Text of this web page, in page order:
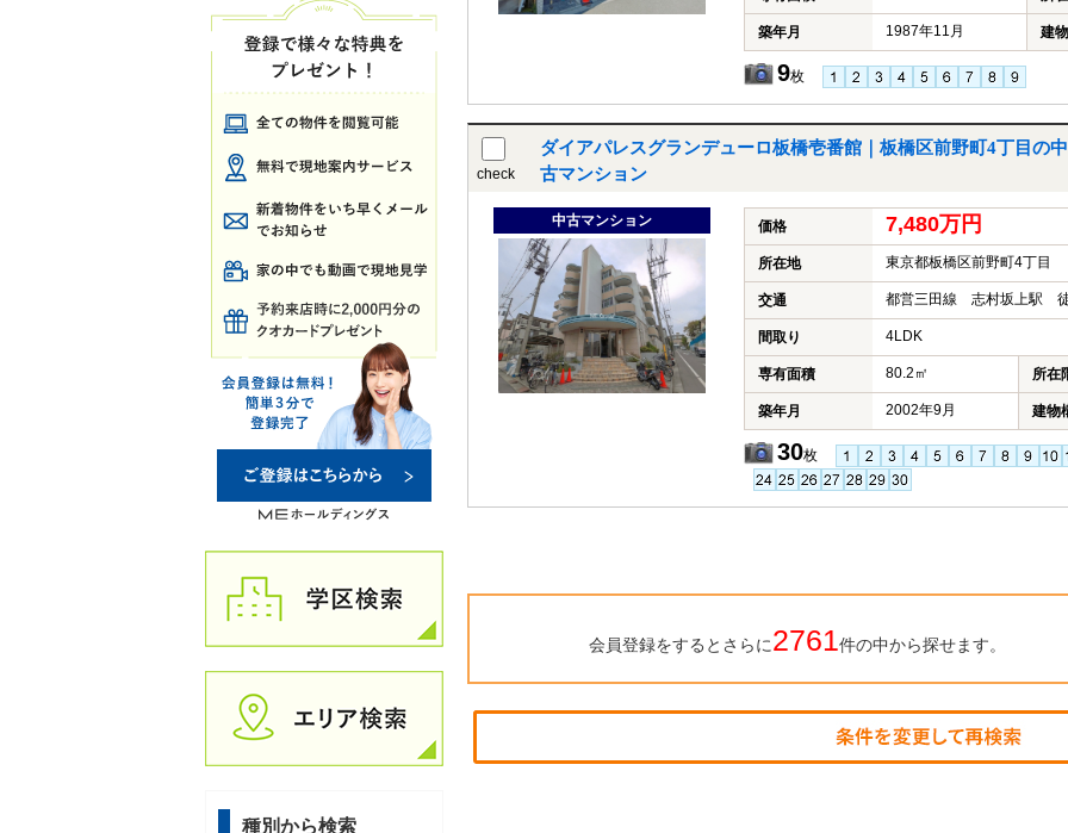
築年月 1987年11月 建
9枚
check
ダイアパレスグランデューロ板橋壱番館｜板橋区前野町4丁目の中
古マンション
中古マンション 価格 7,480万円
所在地 東京都板橋区前野町4丁目
交通 都営三田線 志村坂上駅
間取り 4LDK
専有面積 80.2㎡ 所在
築年月 2002年9月 建物
30枚
会員登録をするとさらに2761件の中から探せます。
種別から検索